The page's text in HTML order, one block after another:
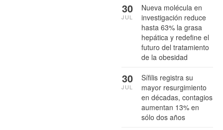
Nueva molécula en
investigación reduce
hasta 63% la grasa
hepática y redefine el
futuro del tratamiento
de la obesidad
30
JUL
Sífilis registra su
mayor resurgimiento
en décadas, contagios
aumentan 13% en
sólo dos años
30
JUL